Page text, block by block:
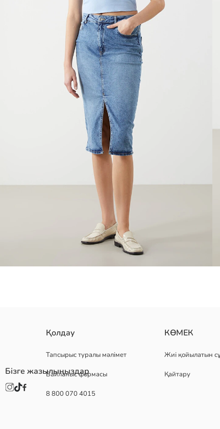
мақта құрамының жоғары деним матасынан тігілген
Негізгі Мата:
Шығу елі:
Қолдау
Тапсырыс туралы мәлімет
Байланыс формасы
8 800 070 4015
КӨМЕК
Жиі қойылатын
Қайтару
Бізге жазылыңыздар